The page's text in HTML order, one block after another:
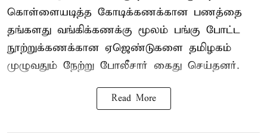
கொள்ளையடித்த கோடிக்கணக்கான பணத்தை
தங்களது வங்கிக்கணக்கு மூலம் பங்கு போட்ட
நூற்றுக்கணக்கான ஏஜெண்டுகளை தமிழகம்
முழுவதும் நேற்று போலீசார் கைது செய்தனர்.
Read More